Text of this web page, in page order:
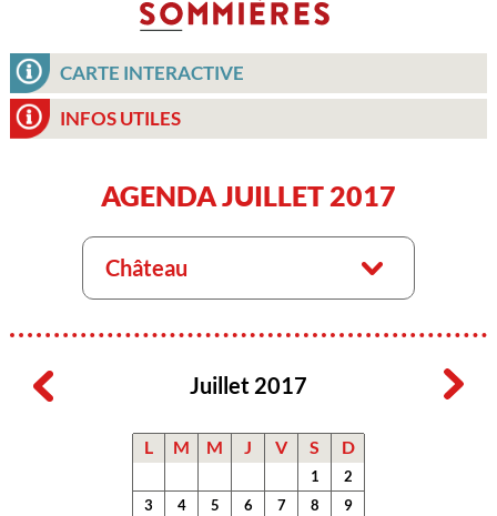
CARTE INTERACTIVE
INFOS UTILES
AGENDA JUILLET 2017
Château
Juillet 2017
L M M J V S D
1
2
3
4 5 6 7 8
9